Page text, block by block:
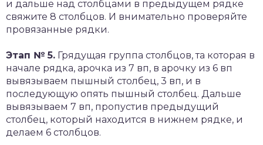
и дальше над столбцами в предыдущем рядке
свяжите 8 столбцов. И внимательно проверяйте
провязанные рядки.
Этап № 5. Грядущая группа столбцов, та которая в
начале рядка, арочка из 7 вп, в арочку из 6 вп
вывязываем пышный столбец, 3 вп, и в
последующую опять пышный столбец. Дальше
вывязываем 7 вп, пропустив предыдущий
столбец, который находится в нижнем рядке, и
делаем 6 столбцов.